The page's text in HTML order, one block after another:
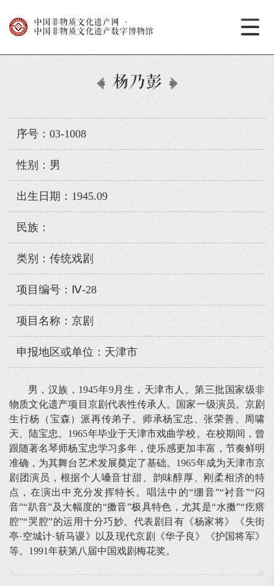
中国非物质文化遗产网
·
中国非物质文化遗产数字博物馆
杨乃彭
序号：03-1008
性别：男
出生日期：1945.09
民族：
类别：传统戏剧
项目编号：Ⅳ-28
项目名称：京剧
申报地区或单位：天津市
男，汉族，1945年9月生，天津市人。第三批国家级非
物质文化遗产项目京剧代表性传承人。国家一级演员。京剧
生行杨（宝森）派再传弟子。师承杨宝忠、张荣善、周啸
天、陆宝忠。1965年毕业于天津市戏曲学校。在校期间，曾
跟随著名琴师杨宝忠学习多年，使乐感更加丰富，节奏鲜明
准确，为其舞台艺术发展奠定了基础。1965年成为天津市京
剧团演员，根据个人嗓音甘甜、韵味醇厚、刚柔相济的特
点，在演出中充分发挥特长。唱法中的“绷音”“衬音”“闷
音”“趴音”及大幅度的“擞音”极具特色，尤其是“水擞”“疙瘩
腔”“哭腔”的运用十分巧妙。代表剧目有《杨家将》《失街
亭·空城计·斩马谡》以及现代京剧《华子良》《护国将军》
等。1991年获第八届中国戏剧梅花奖。